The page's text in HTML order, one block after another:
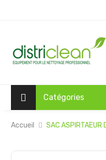
Catégories
Accueil SAC ASPIRTAEUR
Passer